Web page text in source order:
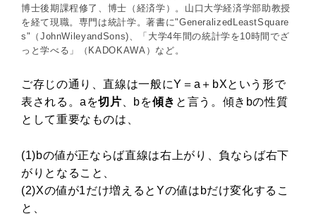
博士後期課程修了、博士（経済学）。山口大学経済学部助教授
を経て現職。専門は統計学。著書に"GeneralizedLeastSquare
s"（JohnWileyandSons)、「大学4年間の統計学を10時間でざ
っと学べる」（KADOKAWA）など。
ご存じの通り、直線は一般にY＝a＋bXという形で
表される。aを切片 、bを傾き と言う。傾きbの性質
として重要なものは、
(1)bの値が正ならば直線は右上がり、負ならば右下
がりとなること、
(2)Xの値が1だけ増えるとYの値はbだけ変化するこ
と、